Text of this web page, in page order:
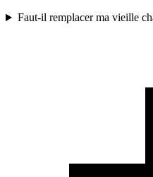
Faut-il remplacer ma vieille